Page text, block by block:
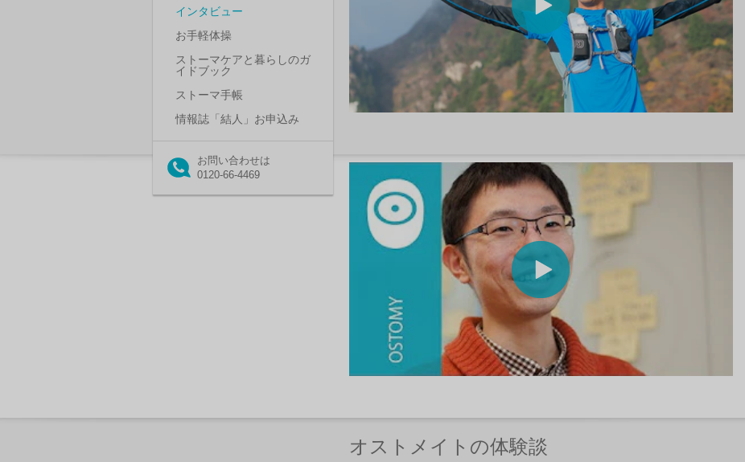
インタビュー
お手軽体操
ストーマケアと暮らしのガ
イドブック
ストーマ手帳
情報誌「結人」お申込み
お問い合わせは
0120-66-4469
オストメイトの体験談